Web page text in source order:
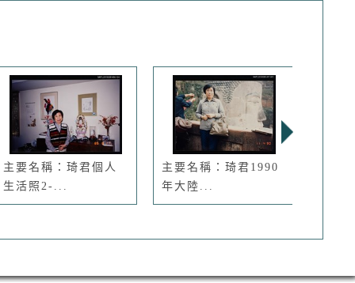
主要名稱：琦君個人
生活照2-...
主要名稱：琦君1990
年大陸...